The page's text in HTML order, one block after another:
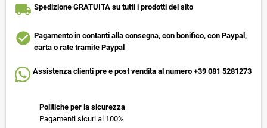
local_shipping Spedizione GRATUITA su tutti i prodotti del sito
check_circle Pagamento in contanti alla consegna, con bonifico, con Paypal,
carta o rate tramite Paypal
Assistenza clienti pre e post vendita al numero +39 081 5281273
Politiche per la sicurezza
Pagamenti sicuri al 100%